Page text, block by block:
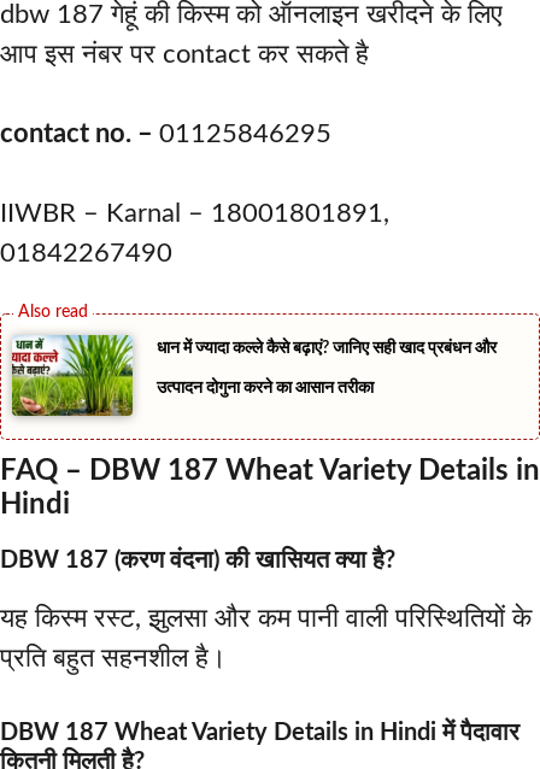
dbw 187 गेहूं की किस्म को ऑनलाइन खरीदने के लिए
आप इस नंबर पर contact कर सकते है
contact no. – 01125846295
IIWBR – Karnal – 18001801891,
01842267490
धान में ज्यादा कल्ले कैसे बढ़ाएं? जानिए सही खाद प्रबंधन और
उत्पादन दोगुना करने का आसान तरीका
FAQ – DBW 187 Wheat Variety Details in
Hindi
DBW 187 (करण वंदना) की खासियत क्या है?
यह किस्म रस्ट, झुलसा और कम पानी वाली परिस्थितियों के
प्रति बहुत सहनशील है।
DBW 187 Wheat Variety Details in Hindi में पैदावार
कितनी मिलती है?